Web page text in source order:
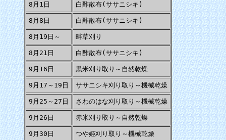
8月1日 白酢散布(ササニシキ)
8月8日 白酢散布(ササニシキ)
8月19日～ 畔草刈り
8月21日 白酢散布(ササニシキ)
9月16日 黒米刈り取り～自然乾燥
9月17～19日 ササニシキ刈り取り～機械乾燥
9月25～27日 さわのはな刈り取り～機械乾燥
9月26日 赤米刈り取り～自然乾燥
9月30日 つや姫刈り取り～機械乾燥